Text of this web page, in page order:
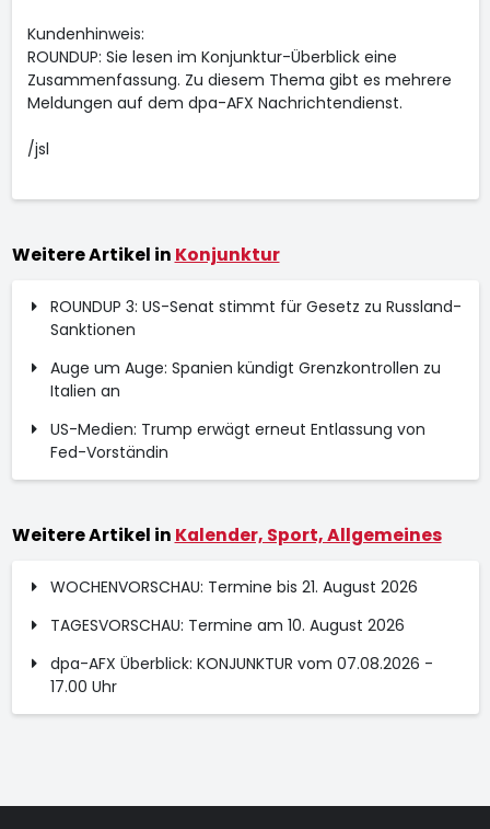
Kundenhinweis:
ROUNDUP: Sie lesen im Konjunktur-Überblick eine
Zusammenfassung. Zu diesem Thema gibt es mehrere
Meldungen auf dem dpa-AFX Nachrichtendienst.
/jsl
Weitere Artikel in Konjunktur
ROUNDUP 3: US-Senat stimmt für Gesetz zu Russland-
Sanktionen
Auge um Auge: Spanien kündigt Grenzkontrollen zu
Italien an
US-Medien: Trump erwägt erneut Entlassung von
Fed-Vorständin
Weitere Artikel in Kalender, Sport, Allgemeines
WOCHENVORSCHAU: Termine bis 21. August 2026
TAGESVORSCHAU: Termine am 10. August 2026
dpa-AFX Überblick: KONJUNKTUR vom 07.08.2026 -
17.00 Uhr